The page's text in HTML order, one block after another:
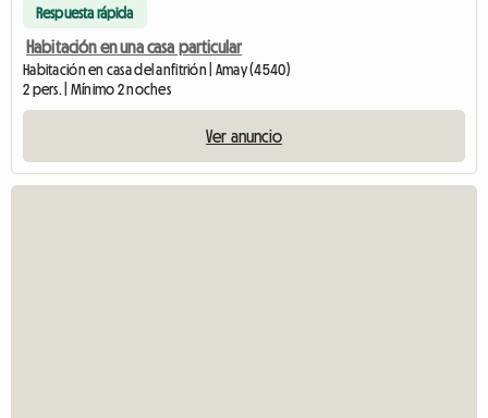
Respuesta rápida
Habitación en una casa particular
Habitación en casa del anfitrión | Amay (4540)
2 pers. | Mínimo 2 noches
Ver anuncio